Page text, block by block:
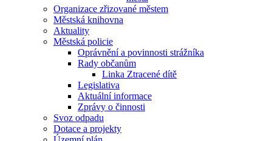
Organizace zřizované městem
Městská knihovna
Aktuality
Městská policie
Oprávnění a povinnosti strážníka
Rady občanům
Linka Ztracené dítě
Legislativa
Aktuální informace
Zprávy o činnosti
Svoz odpadu
Dotace a projekty